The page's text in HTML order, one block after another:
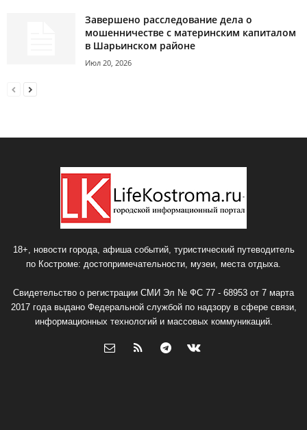
Завершено расследование дела о
мошенничестве с материнским капиталом
в Шарьинском районе
Июл 20, 2026
18+, новости города, афиша событий, туристический путеводитель
по Костроме: достопримечательности, музеи, места отдыха.
Свидетельство о регистрации СМИ Эл № ФС 77 - 68953 от 7 марта
2017 года выдано Федеральной службой по надзору в сфере связи,
информационных технологий и массовых коммуникаций.